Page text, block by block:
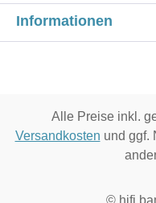
Informationen
Alle Preise inkl.
Versandkosten und ggf.
© hifi